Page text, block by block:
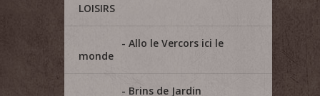
LOISIRS
Allo le Vercors ici le
monde
Brins de Jardin